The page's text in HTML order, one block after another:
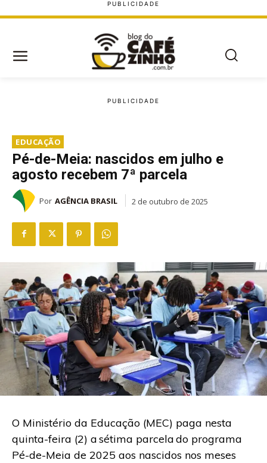
EDUCAÇÃO
Pé-de-Meia: nascidos em julho e
agosto recebem 7ª parcela
Por AGÊNCIA BRASIL 2 de outubro de 2025
O Ministério da Educação (MEC) paga nesta
quinta-feira (2) a sétima parcela do programa
Pé-de-Meia de 2025 aos nascidos nos meses